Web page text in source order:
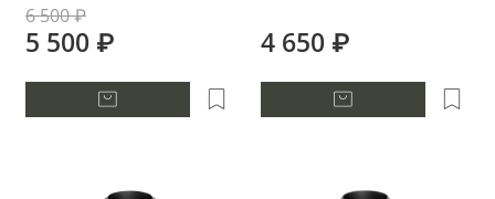
6 500 ₽
5 500 ₽ 4 650 ₽